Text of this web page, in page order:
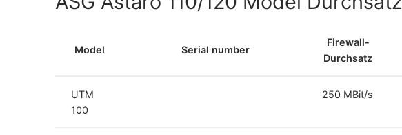
Model Serial number
Firewall-
Durchsatz
UTM
100
250 MBit/s